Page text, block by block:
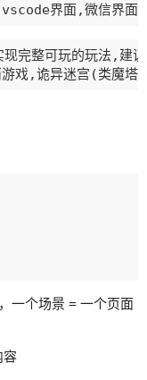
完整可玩的玩法,建
，一个场景 = 一个页面
容